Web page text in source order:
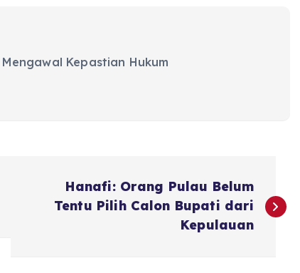
Kepastian Hukum
Hanafi: Orang Pulau Belum
Tentu Pilih Calon Bupati dari
Kepulauan